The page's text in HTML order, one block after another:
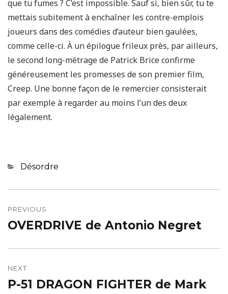
que tu fumes ? C’est impossible. Sauf si, bien sûr, tu te
mettais subitement à enchaîner les contre-emplois
joueurs dans des comédies d’auteur bien gaulées,
comme celle-ci. À un épilogue frileux près, par ailleurs,
le second long-métrage de Patrick Brice confirme
généreusement les promesses de son premier film,
Creep. Une bonne façon de le remercier consisterait
par exemple à regarder au moins l’un des deux
légalement.
Categories
Désordre
de
l’article
PREVIOUS
Previous
OVERDRIVE de Antonio Negret
NEXT
Next
P-51 DRAGON FIGHTER de Mark